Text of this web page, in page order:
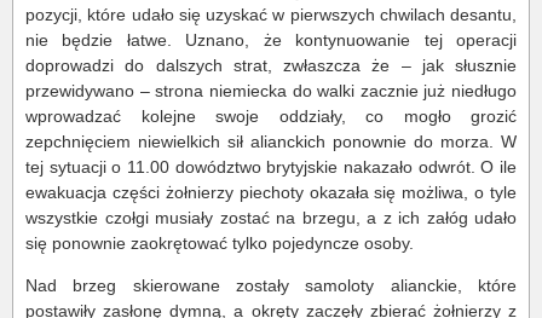
pozycji, które udało się uzyskać w pierwszych chwilach desantu,
nie będzie łatwe. Uznano, że kontynuowanie tej operacji
doprowadzi do dalszych strat, zwłaszcza że – jak słusznie
przewidywano – strona niemiecka do walki zacznie już niedługo
wprowadzać kolejne swoje oddziały, co mogło grozić
zepchnięciem niewielkich sił alianckich ponownie do morza. W
tej sytuacji o 11.00 dowództwo brytyjskie nakazało odwrót. O ile
ewakuacja części żołnierzy piechoty okazała się możliwa, o tyle
wszystkie czołgi musiały zostać na brzegu, a z ich załóg udało
się ponownie zaokrętować tylko pojedyncze osoby.
Nad brzeg skierowane zostały samoloty alianckie, które
postawiły zasłonę dymną, a okręty zaczęły zbierać żołnierzy z